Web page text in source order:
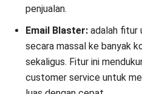
penjualan.
Email Blaster: adalah fitur
secara massal ke banyak
sekaligus. Fitur ini
customer service untuk